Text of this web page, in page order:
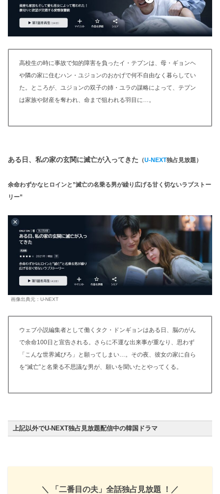
できる機能。有料作品の購入制限も可能
高校生の時に事故で知的障害を負ったイ・テプンは、母・ギョンヘ
や隣の家に住むハン・ユジョンのおかげで何不自由なく暮らしてい
た。ところが、ユジョンの双子の姉・ユラの謀略によって、テプン
は家族や財産を奪われ、命まで狙われる羽目に…。
ある日、 私の家の玄関に滅亡が入ってきた （U-NEXT独占見放題）
余命わずかなヒロインと”滅亡の名乗る男が繰り広げる甘く切ないラブストー
リー”
画像出典元：U-NEXT
ウェブ小説編集者として働くタク・ドンギョンはある日、脳のがん
で余命100日と宣告される。さらに不運な出来事が重なり、思わず
「こんな世界滅びろ」と願ってしまい…。その夜、彼女の家に自ら
を“滅亡”と名乗る不思議な男が、願いを聞いたとやってくる。
上記以外でU-NEXT独占見放題配信中の韓国ドラマ
＼ 「二番目の夫」全話独占見放題 ！ ／